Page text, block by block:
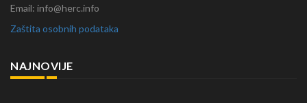
Email: info@herc.info
Zaštita osobnih podataka
NAJNOVIJE